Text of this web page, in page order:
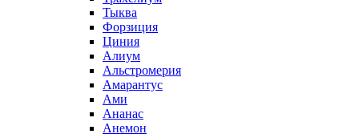
Тыква
Форзиция
Циния
Алиум
Альстромерия
Амарантус
Ами
Ананас
Анемон